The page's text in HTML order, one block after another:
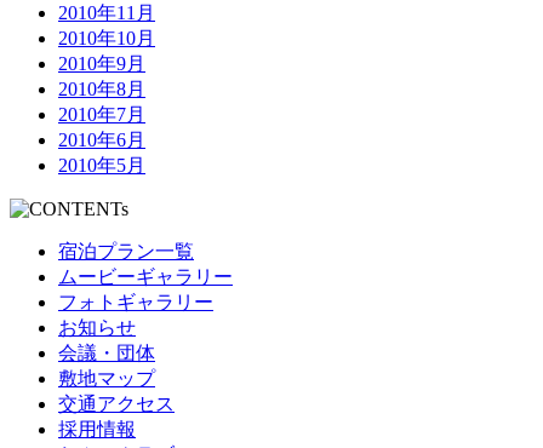
2010年11月
2010年10月
2010年9月
2010年8月
2010年7月
2010年6月
2010年5月
宿泊プラン一覧
ムービーギャラリー
フォトギャラリー
お知らせ
会議・団体
敷地マップ
交通アクセス
採用情報